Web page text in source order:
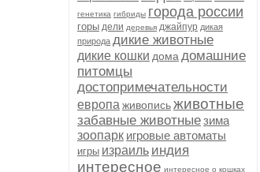
генетика гибриды города россии
горы дели деревья джайпур дикая
природа дикие животные
дикие кошки дома домашние
питомцы
достопримечательности
европа живописьживотные
забавные животныезима
зоопарк игровые автоматы
игры израиль индия
интересное интересное о кошках